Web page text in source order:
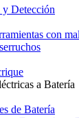
Detección
con
a Batería
de Batería